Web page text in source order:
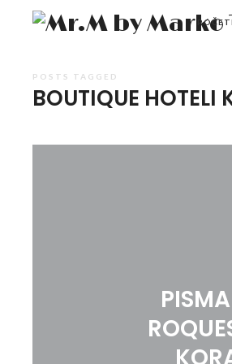
POSTS TAGGED
BOUTIQUE HOTELI